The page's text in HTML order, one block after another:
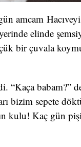
amcam
elinde
bir çuvala
“Kaça babam?”
bizim sepete
kulu! Kaç gün